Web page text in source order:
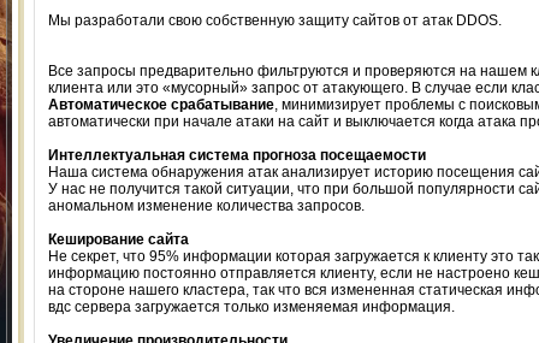
Мы разработали свою собственную защиту сайтов от атак DDOS.
Все запросы предварительно фильтруются и проверяются на нашем
клиента или это «мусорный» запрос от атакующего. В случае если
Автоматическое срабатывание, минимизирует проблемы с
автоматически при начале атаки на сайт и выключается когда атака
Интеллектуальная система прогноза посещаемости
Наша система обнаружения атак анализирует историю посещения
У нас не получится такой ситуации, что при большой популярности
аномальном изменение количества запросов.
Кеширование сайта
Не секрет, что 95% информации которая загружается к клиенту это
информацию постоянно отправляется клиенту, если не настроено
на стороне нашего кластера, так что вся измененная статическая
вдс сервера загружается только изменяемая информация.